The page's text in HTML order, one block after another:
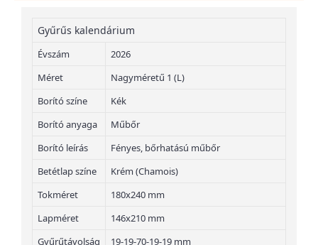
Gyűrűs kalendárium
Évszám
2026
Méret
Nagyméretű 1 (L)
Borító színe
Kék
Borító anyaga
Műbőr
Borító leírás
Fényes, bőrhatású műbőr
Betétlap színe
Krém (Chamois)
Tokméret
180x240 mm
Lapméret
146x210 mm
Gyűrűtávolság
19-19-70-19-19 mm